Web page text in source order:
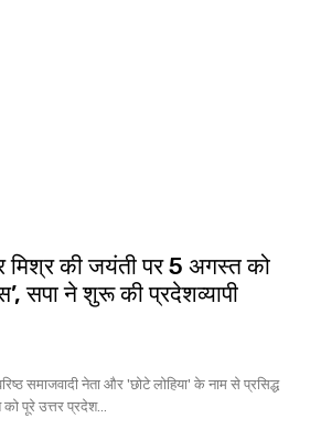
की जयंती पर 5 अगस्त को
सपा ने शुरू की प्रदेशव्यापी
समाजवादी नेता और 'छोटे लोहिया' के नाम से प्रसिद्ध
पूरे उत्तर प्रदेश...